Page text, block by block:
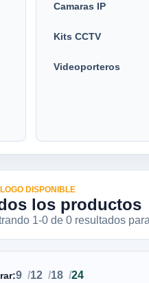
Camaras IP
Kits CCTV
Videoporteros
DISPONIBLE
los productos
1-0de 0resultados
9 12 18 24